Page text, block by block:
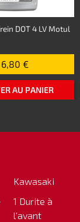
DOT 4 LV Motul
6,80 €
AU PANIER
Kawasaki
1 Durite à
l'avant